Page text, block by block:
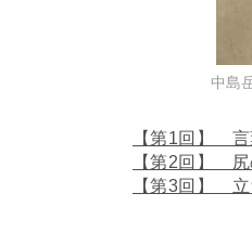
中島
【第1回】
【第2回】
【第3回】